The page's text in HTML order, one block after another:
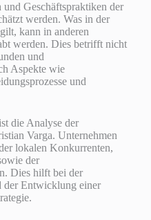
Geschäftspraktiken der
werden. Was in der
kann in anderen
werden. Dies betrifft nicht
und
Aspekte wie
und
die Analyse der
Varga. Unternehmen
lokalen Konkurrenten,
der
Dies hilft bei der
Entwicklung einer